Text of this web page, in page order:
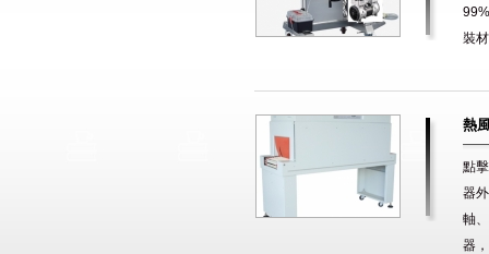
裝
熱
點
器
軸
器